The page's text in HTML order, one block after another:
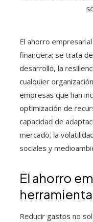
El ahorro
financiera; se trata
desarrollo, la
cualquier
empresas que han
optimización de
capacidad de
mercado, la
sociales y
El ahorro
Reducir gastos no